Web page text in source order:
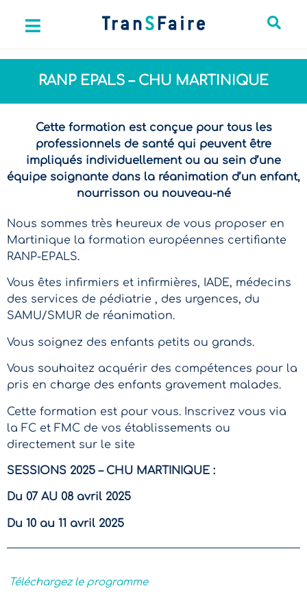
RANP EPALS – CHU MARTINIQUE
Cette formation est conçue pour tous les
professionnels de santé qui peuvent être
impliqués individuellement ou au sein d’une
équipe soignante dans la réanimation d’un enfant,
nourrisson ou nouveau-né
Nous sommes très heureux de vous proposer en
Martinique la formation européennes certifiante
RANP-EPALS.
Vous êtes infirmiers et infirmières, IADE, médecins
des services de pédiatrie , des urgences, du
SAMU/SMUR de réanimation.
Vous soignez des enfants petits ou grands.
Vous souhaitez acquérir des compétences pour la
pris en charge des enfants gravement malades.
Cette formation est pour vous. Inscrivez vous via
la FC et FMC de vos établissements ou
directement sur le site
SESSIONS 2025 – CHU MARTINIQUE :
Du 07 AU 08 avril 2025
Du 10 au 11 avril 2025
Téléchargez le programme